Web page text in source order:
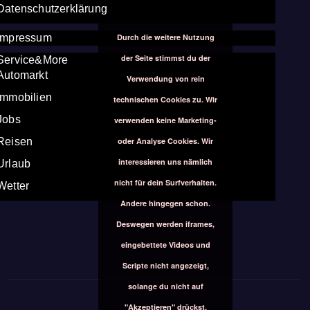
Durch die weitere Nutzung
der Seite stimmst du der
Verwendung von rein
technischen Cookies zu. Wir
verwenden keine Marketing-
oder Analyse Cookies. Wir
interessieren uns nämlich
nicht für dein Surfverhalten.
Andere hingegen schon.
Deswegen werden iframes,
eingebettete Videos und
Scripte nicht angezeigt,
solange du nicht auf
"Akzeptieren" drückst.